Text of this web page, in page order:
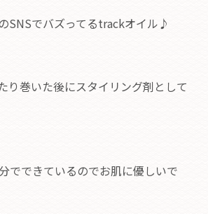
SNSでバズってるtrackオイル♪
り巻いた後にスタイリング剤として
でできているのでお肌に優しいで